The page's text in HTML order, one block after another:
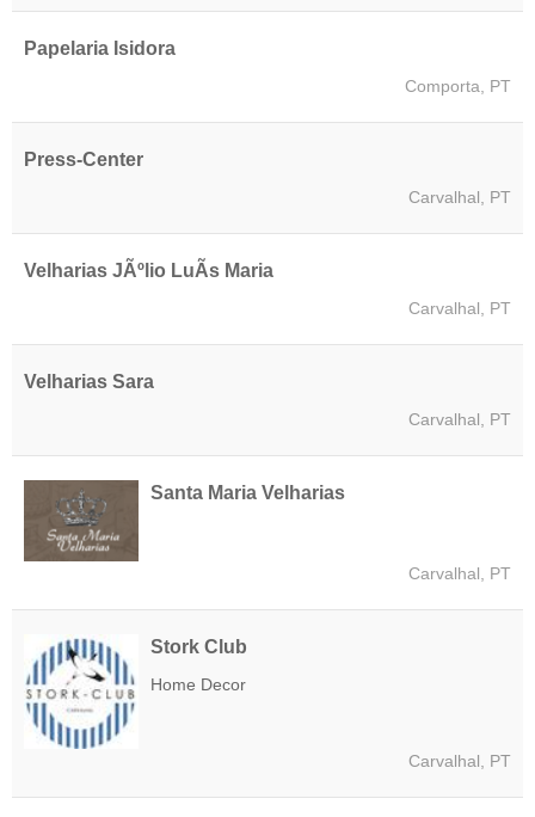
Papelaria Isidora
Comporta, PT
Press-Center
Carvalhal, PT
Velharias JÃºlio LuÃ­s Maria
Carvalhal, PT
Velharias Sara
Carvalhal, PT
Santa Maria Velharias
Carvalhal, PT
Stork Club
Home Decor
Carvalhal, PT